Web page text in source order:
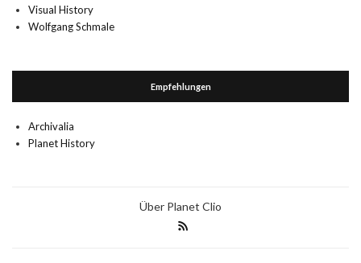
Visual History
Wolfgang Schmale
Empfehlungen
Archivalia
Planet History
Über Planet Clio